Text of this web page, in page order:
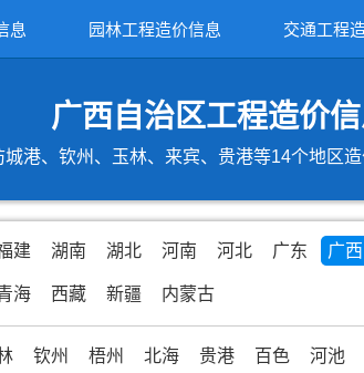
息 园林工程造价信息 交通工程
广西自治区工程造价
港、钦州、玉林、来宾、贵港等14个地区
建 湖南 湖北 河南 河北 广东 广西
海 西藏 新疆 内蒙古
钦州 梧州 北海 贵港 百色 河池